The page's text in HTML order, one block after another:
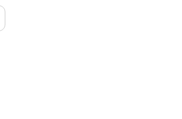
nghiệp bao gồm bao bì thực phẩm,